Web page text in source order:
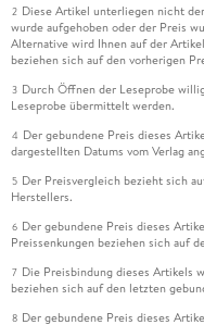
2 Diese Artikel unterliegen nicht
wurde aufgehoben oder der Preis
Alternative wird Ihnen auf der
beziehen sich auf den vorherigen
3 Durch Öffnen der Leseprobe
Leseprobe übermittelt werden.
4 Der gebundene Preis dieses
dargestellten Datums vom Verlag
5 Der Preisvergleich bezieht sich
Herstellers.
6 Der gebundene Preis dieses
Preissenkungen beziehen sich auf
7 Die Preisbindung dieses Artikels
beziehen sich auf den letzten
8 Der gebundene Preis dieses